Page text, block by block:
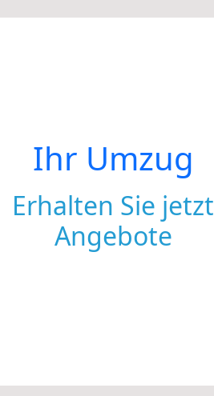
Ihr Umzug
Erhalten Sie jetzt
Angebote